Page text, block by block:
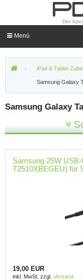
Der
Menü
iPad & Tablet
Samsung Galaxy
Samsung Galaxy
Samsung 25W
T2510XBEGEU) für
19,00 EUR
inkl. MwSt. zzgl. Versand